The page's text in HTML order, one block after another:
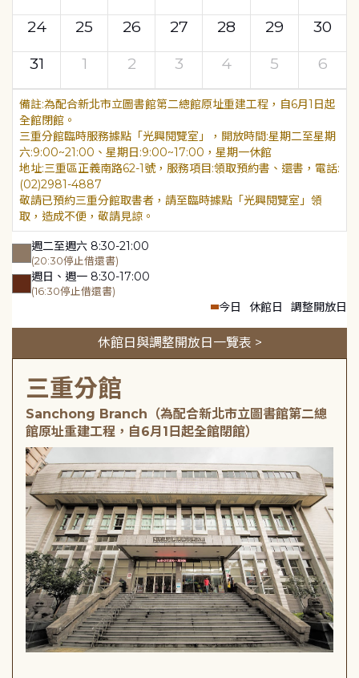
24
25 26 27 28 29
30
31
1 2 3 4 5 6
為配合新北市立圖書館第二總館原址重建工程，自6月1日起
全館閉館。
三重分館臨時服務據點「光興閱覽室」，開放時間:星期二至星期
六:9:00~21:00、星期日:9:00~17:00，星期一休館
地址:三重區正義南路62-1號，服務項目:領取預約書、還書，電話:
(02)2981-4887
敬請已預約三重分館取書者，請至臨時據點「光興閱覽室」領
取，造成不便，敬請見諒。
週二至週六 8:30-21:00
(20:30停止借還書)
週日、週一 8:30-17:00
(16:30停止借還書)
今日 休館日 調整開放日
休館日與調整開放日一覽表 >
三重分館
Sanchong Branch（為配合新北市立圖書館第二總
館原址重建工程，自6月1日起全館閉館）